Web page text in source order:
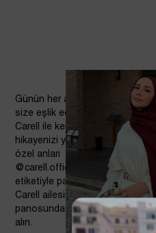
Günün her anında
size eşlik eden
Carell ile kendi stil
hikayenizi yazın. Bu
özel anları
@carell.official
etiketiyle paylaşarak
Carell ailesinin selfie
panosunda yerinizi
alın.